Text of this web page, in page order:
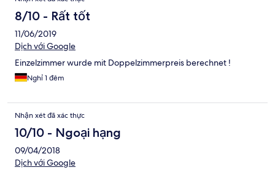
8/10 - Rất tốt
11/06/2019
Dịch với Google
Einzelzimmer wurde mit Doppelzimmerpreis berechnet !
Nghỉ 1 đêm
Nhận xét đã xác thực
10/10 - Ngoại hạng
09/04/2018
Dịch với Google